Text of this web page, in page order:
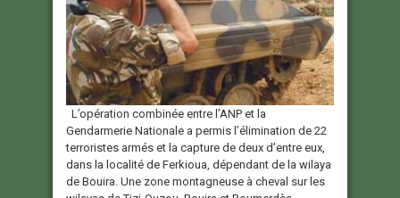
L’opération combinée entre l’ANP et la
Gendarmerie Nationale a permis l’élimination de 22
terroristes armés et la capture de deux d’entre eux,
dans la localité de Ferkioua, dépendant de la wilaya
de Bouira. Une zone montagneuse à cheval sur les